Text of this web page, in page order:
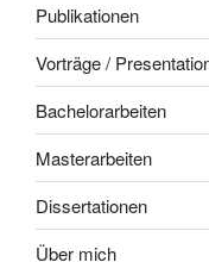
Publikationen
Vorträge /
Bachelorarbeiten
Masterarbeiten
Dissertationen
Über mich